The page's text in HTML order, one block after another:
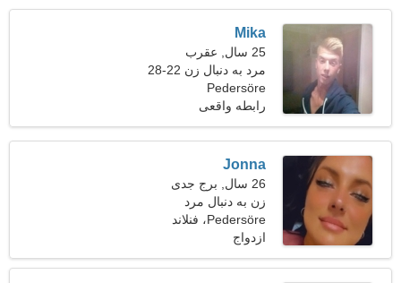
Mika
25 سال, عقرب
مرد به دنبال زن 22-28
Pedersöre
رابطه واقعی
Jonna
26 سال, برج جدی
زن به دنبال مرد
Pedersöre، فنلاند
ازدواج